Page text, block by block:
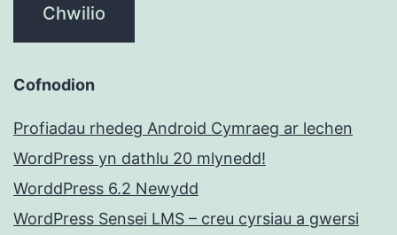
Cofnodion
Profiadau rhedeg Android Cymraeg ar lechen
WordPress yn dathlu 20 mlynedd!
WorddPress 6.2 Newydd
WordPress Sensei LMS – creu cyrsiau a gwersi